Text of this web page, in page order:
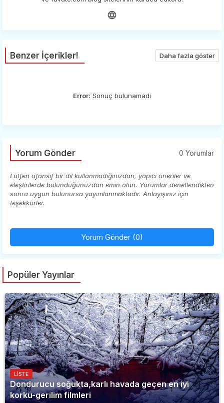
Benzer İçerikler! Daha fazla göster
Error: Sonuç bulunamadı
Yorum Gönder 0 Yorumlar
Lütfen ofansif bir dil kullanmadığınızdan, yapıcı öneriler ve
eleştirilerde bulunduğunuzdan emin olun. Yorumlar denetlendikten
sonra uygun bulunursa yayımlanmaktadır. Anlayışınız için
teşekkürler.
Yorum Gönder (0)
Popüler Yayınlar
LISTE
Dondurucu soğukta,karlı havada geçen en iyi
korku-gerilim filmleri